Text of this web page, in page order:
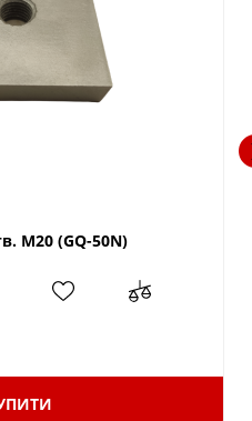
М20 (GQ-50N)